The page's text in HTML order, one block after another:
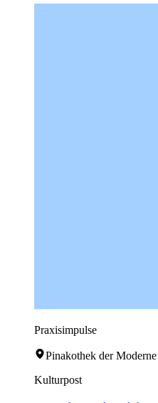
Praxisimpulse
Pinakothek der Moderne
Kulturpost